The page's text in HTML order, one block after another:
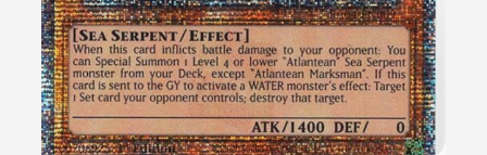
c
t
i
o
n
(